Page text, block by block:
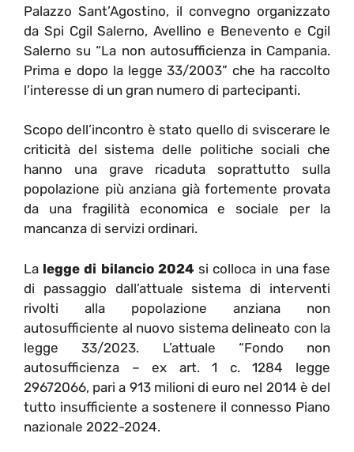
Palazzo Sant’Agostino, il convegno organizzato
da Spi Cgil Salerno, Avellino e Benevento e Cgil
Salerno su “La non autosufficienza in Campania.
Prima e dopo la legge 33/2003” che ha raccolto
l’interesse di un gran numero di partecipanti.
Scopo dell’incontro è stato quello di sviscerare le
criticità del sistema delle politiche sociali che
hanno una grave ricaduta soprattutto sulla
popolazione più anziana già fortemente provata
da una fragilità economica e sociale per la
mancanza di servizi ordinari.
La legge di bilancio 2024 si colloca in una fase
di passaggio dall’attuale sistema di interventi
rivolti alla popolazione anziana non
autosufficiente al nuovo sistema delineato con la
legge 33/2023. L’attuale “Fondo non
autosufficienza – ex art. 1 c. 1284 legge
29672066, pari a 913 milioni di euro nel 2014 è del
tutto insufficiente a sostenere il connesso Piano
nazionale 2022-2024.